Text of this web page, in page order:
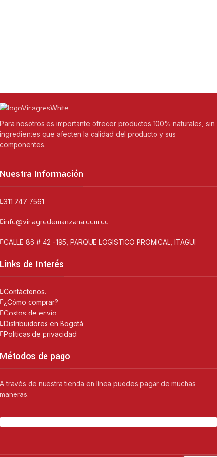
Para nosotros es importante ofrecer productos 100% naturales, sin
ingredientes que afecten la calidad del producto y sus
componentes.
Nuestra Información
311 747 7561
info@vinagredemanzana.com.co
CALLE 86 # 42 -195, PARQUE LOGISTICO PROMICAL, ITAGUI
Links de Interés
Contáctenos.
¿Cómo comprar?
Costos de envío.
Distribuidores en Bogotá
Políticas de privacidad.
Métodos de pago
A través de nuestra tienda en línea puedes pagar de muchas
maneras.